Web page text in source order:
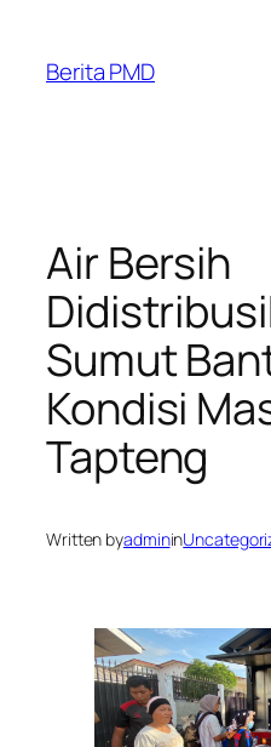
content
Berita PMD
Air Bersih
Sumut
Kondisi
Tapteng
Written byadminin